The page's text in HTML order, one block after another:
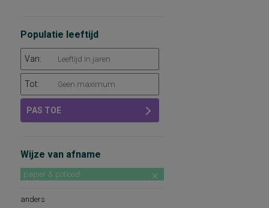
Populatie leeftijd
Van:
Tot:
PAS TOE
Wijze van afname
papier & potlood
anders